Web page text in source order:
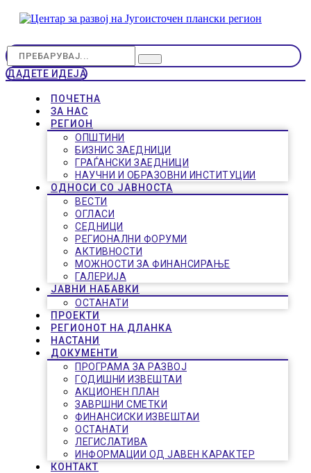
ДАДЕТЕ ИДЕЈА
ПОЧЕТНА
ЗА НАС
РЕГИОН
ОПШТИНИ
БИЗНИС ЗАЕДНИЦИ
ГРАЃАНСКИ ЗАЕДНИЦИ
НАУЧНИ И ОБРАЗОВНИ ИНСТИТУЦИИ
ОДНОСИ СО ЈАВНОСТА
ВЕСТИ
ОГЛАСИ
СЕДНИЦИ
РЕГИОНАЛНИ ФОРУМИ
АКТИВНОСТИ
МОЖНОСТИ ЗА ФИНАНСИРАЊЕ
ГАЛЕРИЈА
ЈАВНИ НАБАВКИ
ОСТАНАТИ
ПРОЕКТИ
РЕГИОНОТ НА ДЛАНКА
НАСТАНИ
ДОКУМЕНТИ
ПРОГРАМА ЗА РАЗВОЈ
ГОДИШНИ ИЗВЕШТАИ
АКЦИОНЕН ПЛАН
ЗАВРШНИ СМЕТКИ
ФИНАНСИСКИ ИЗВЕШТАИ
ОСТАНАТИ
ЛЕГИСЛАТИВА
ИНФОРМАЦИИ ОД ЈАВЕН КАРАКТЕР
КОНТАКТ